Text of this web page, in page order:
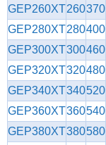
GEP260XT260370
GEP280XT280400
GEP300XT300460
GEP320XT320480
GEP340XT340520
GEP360XT360540
GEP380XT380580